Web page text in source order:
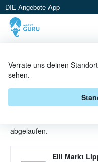
DIE Angebote App
Verrate uns deinen
sehen.
GURKE
BEI ELLI
abgelaufen.
Elli Markt